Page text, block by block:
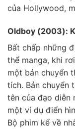
của Hollywood,
Oldboy (2003):
Bất chấp những
thể manga, khi
một bản chuyển
tích. Bản chuyển
tên của đạo diễn
một ví dụ điển
Bộ phim kể về